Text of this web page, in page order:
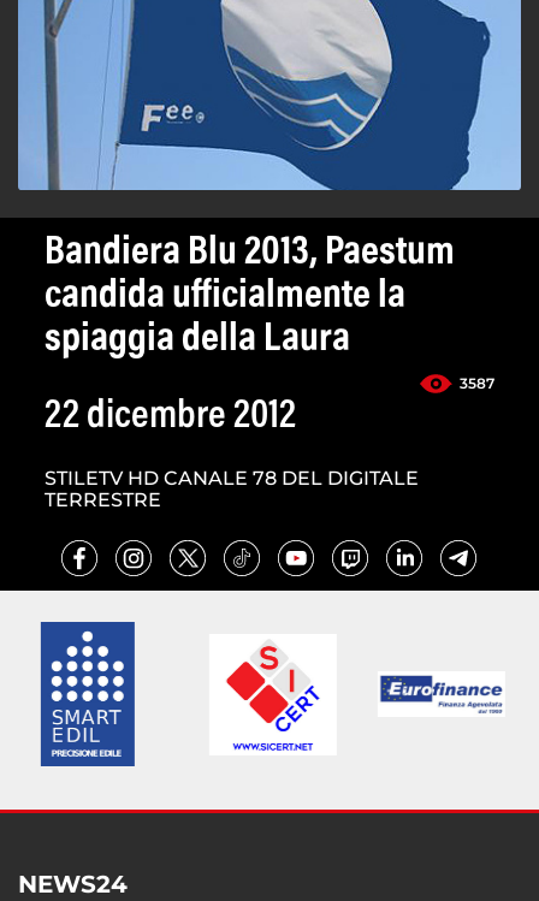
Bandiera Blu 2013, Paestum
candida ufficialmente la
spiaggia della Laura
3587
22 dicembre 2012
STILETV HD CANALE 78 DEL DIGITALE
TERRESTRE
NEWS24